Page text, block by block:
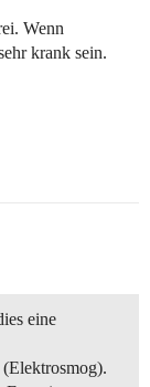
Wenn
krank sein.
eine